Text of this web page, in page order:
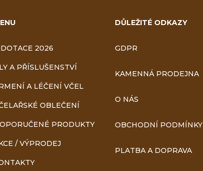
2026
A PŘÍSLUŠENSTVÍ
A LÉČENÍ VČEL
OBLEČENÍ
PRODUKTY
/ VÝPRODEJ
DŮLEŽITÉ ODKAZY
GDPR
KAMENNÁ PRODEJNA
O NÁS
OBCHODNÍ PODMÍNKY
PLATBA A DOPRAVA